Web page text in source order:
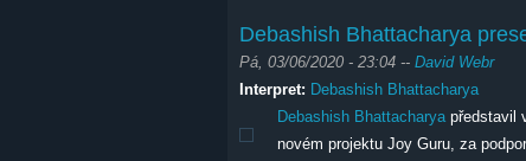
Debashish Bhattacharya
Pá, 03/06/2020 - 23:04 -- David Webr
Interpret: Debashish Bhattacharya
Debashish Bhattacharyapředstavil
novém projektu Joy Guru, za